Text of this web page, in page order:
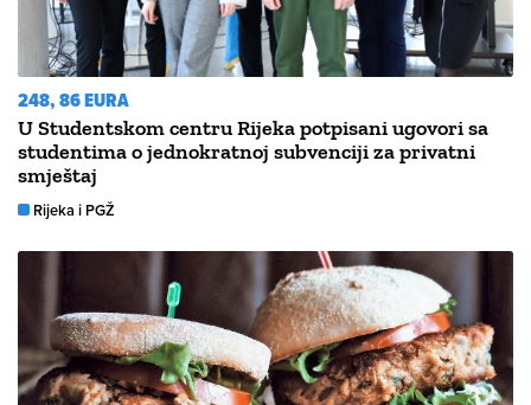
248, 86 EURA
U Studentskom centru Rijeka potpisani ugovori sa
studentima o jednokratnoj subvenciji za privatni
smještaj
Rijeka i PGŽ